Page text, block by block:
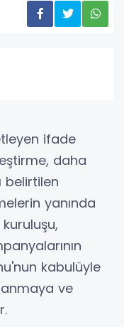
ifade
daha
belirtilen
yanında
kabulüyle
ve